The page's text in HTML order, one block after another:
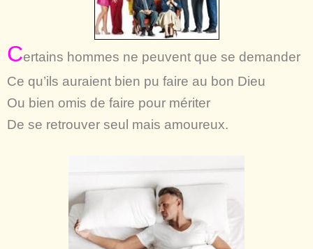
Certains hommes ne peuvent que se demander
Ce qu’ils auraient bien pu faire au bon Dieu
Ou bien omis de faire pour mériter
De se retrouver seul mais amoureux.